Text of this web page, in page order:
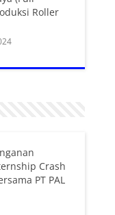
Roller
Crash
PT PAL